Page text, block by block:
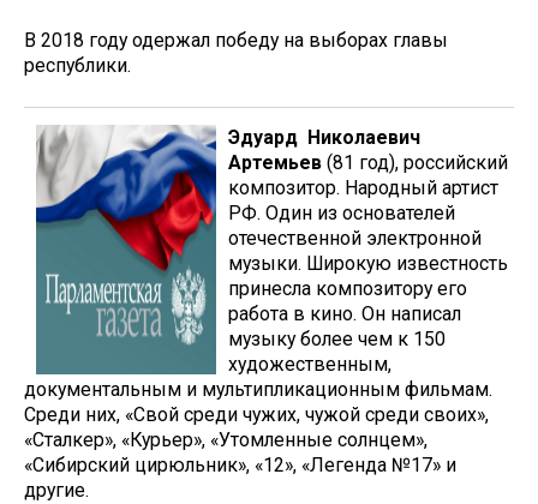
В 2018 году одержал победу на выборах главы
республики.
Эдуард Николаевич
Артемьев (81 год), российский
композитор. Народный артист
РФ. Один из основателей
отечественной электронной
музыки. Широкую известность
принесла композитору его
работа в кино. Он написал
музыку более чем к 150
художественным,
документальным и мультипликационным фильмам.
Среди них, «Свой среди чужих, чужой среди своих»,
«Сталкер», «Курьер», «Утомленные солнцем»,
«Сибирский цирюльник», «12», «Легенда №17» и
другие.